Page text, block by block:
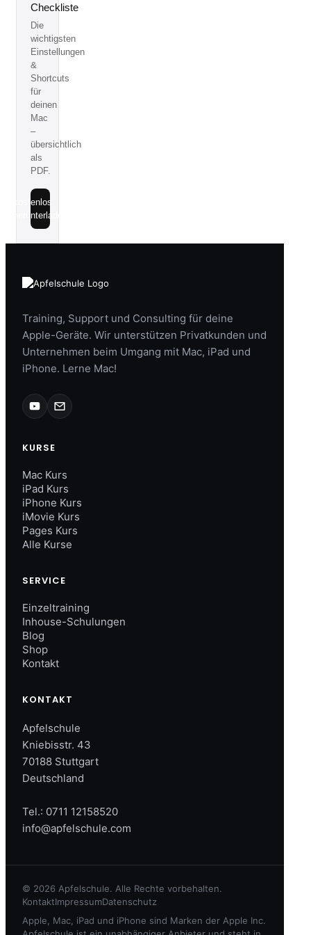
Checkliste
Die
wichtigsten
Einstellungen
&
Shortcuts
für
deinen
Mac
–
übersichtlich
als
PDF.
kostenlos
herunterladen
Training, Support und Consulting für deine
Apple-Geräte. Wir unterstützen Privatkunden und
Unternehmen beim Umgang mit Mac, iPad und
iPhone. Lerne Mac!
KURSE
Mac Kurs
iPad Kurs
iPhone Kurs
iMovie Kurs
Pages Kurs
Alle Kurse
SERVICE
Einzeltraining
Inhouse-Schulungen
Blog
Shop
Kontakt
KONTAKT
Apfelschule
Kniebisstr. 43
70188 Stuttgart
Deutschland
Tel.: 0711 12158520
info@apfelschule.com
© 2026 Apfelschule. Alle Rechte vorbehalten.
KontaktImpressumDatenschutz
Apple, Mac, iPad und iPhone sind Marken der Apple Inc.